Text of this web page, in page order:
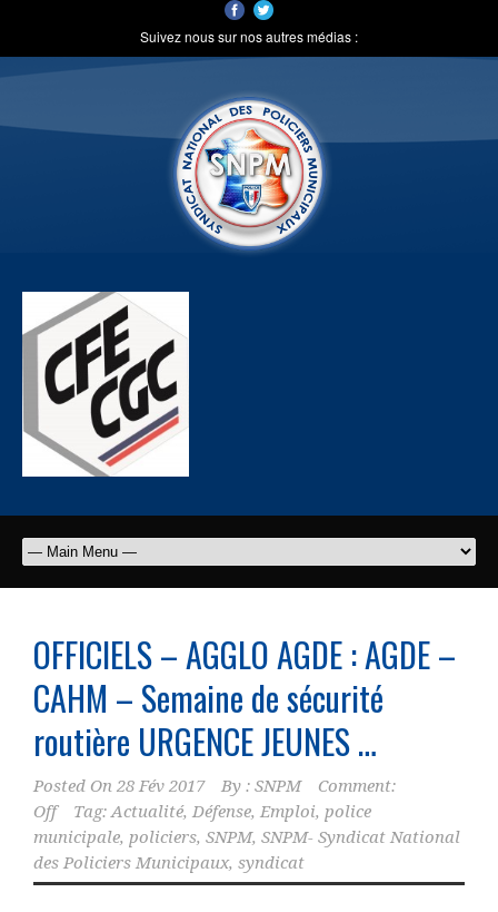
Suivez nous sur nos autres médias :
OFFICIELS – AGGLO AGDE : AGDE –
CAHM – Semaine de sécurité
routière URGENCE JEUNES …
Posted On 28 Fév 2017 By : SNPM
Comment:
Off
Tag:Actualité, Défense, Emploi, police
municipale, policiers, SNPM, SNPM- Syndicat National
des Policiers Municipaux, syndicat